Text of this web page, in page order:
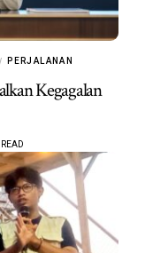
PERJALANAN
Kegagalan